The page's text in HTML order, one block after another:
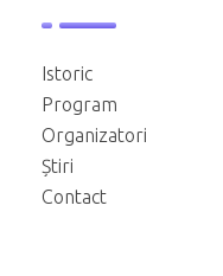
Istoric
Program
Organizatori
Știri
Contact